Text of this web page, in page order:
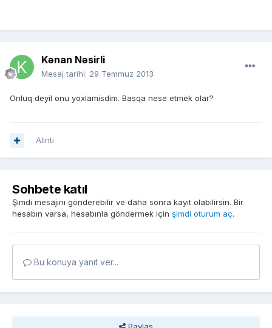
Kənan Nəsirli
Mesaj tarihi: 29 Temmuz 2013
Onluq deyil onu yoxlamisdim. Basqa nese etmek olar?
Alıntı
Sohbete katıl
Şimdi mesajını gönderebilir ve daha sonra kayıt olabilirsin. Bir
hesabın varsa, hesabınla göndermek için şimdi oturum aç.
Bu konuya yanıt ver...